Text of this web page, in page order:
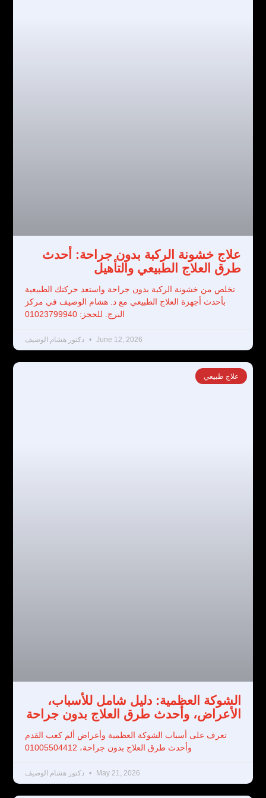
علاج خشونة الركبة بدون جراحة: أحدث
طرق العلاج الطبيعي والتأهيل
تخلص من خشونة الركبة بدون جراحة واستعد حركتك الطبيعية
بأحدث أجهزة العلاج الطبيعي مع د. هشام الوصيف في مركز
البرج. للحجز: 01023799940
دكتور هشام الوصيف June 12, 2026
علاج طبيعي
الشوكة العظمية: دليل شامل للأسباب،
الأعراض، وأحدث طرق العلاج بدون جراحة
تعرف على أسباب الشوكة العظمية وأعراض ألم كعب القدم
وأحدث طرق العلاج بدون جراحة، 01005504412
دكتور هشام الوصيف May 21, 2026